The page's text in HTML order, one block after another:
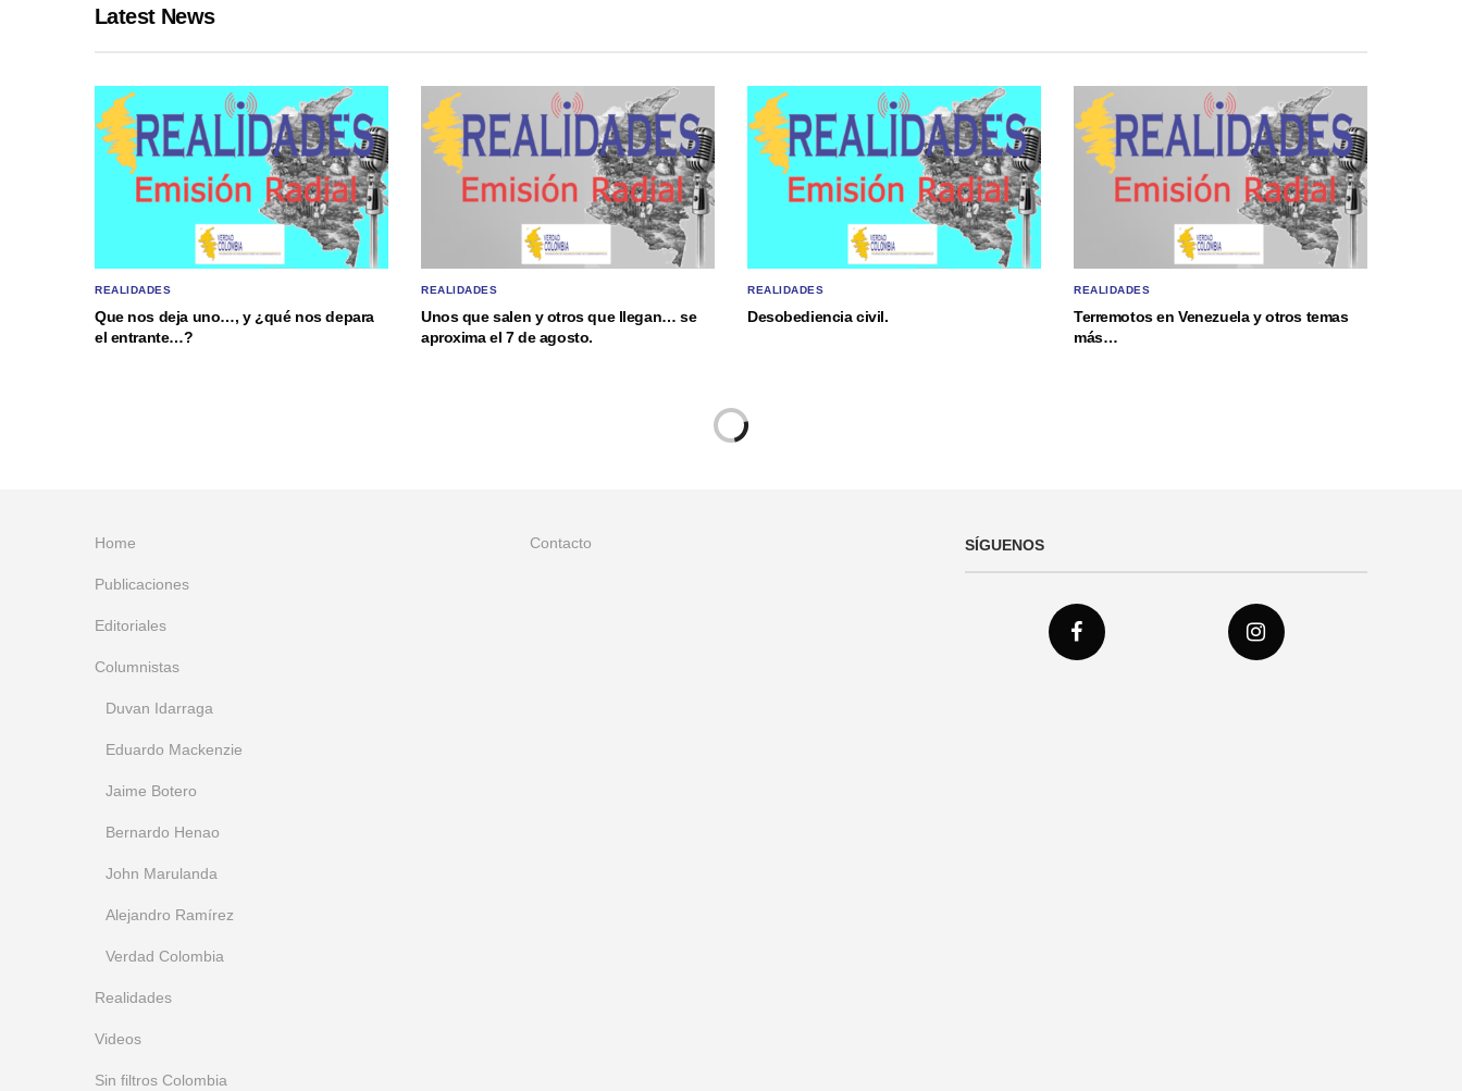
Latest News
REALIDADES
Que nos deja uno…, y ¿qué nos depara
el entrante…?
REALIDADES
Unos que salen y otros que llegan… se
aproxima el 7 de agosto.
REALIDADES
Desobediencia civil.
REALIDADES
Terremotos en Venezuela y otros temas
más…
Home
Publicaciones
Editoriales
Columnistas
Duvan Idarraga
Eduardo Mackenzie
Jaime Botero
Bernardo Henao
John Marulanda
Alejandro Ramírez
Verdad Colombia
Realidades
Videos
Sin filtros Colombia
Contacto SÍGUENOS